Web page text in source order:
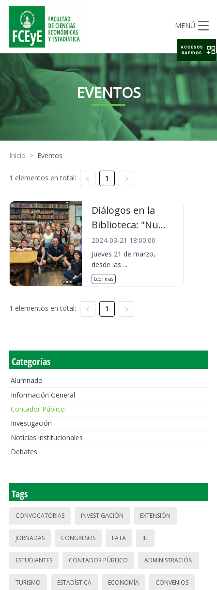
MENÚ
EVENTOS
Inicio > Eventos
1 elementos en total: 1
Diálogos en la
Biblioteca: "Nu...
2024-03-21 18:00:00
Jueves 21 de marzo,
desde las ...
Leer más
1 elementos en total: 1
Categorías
Alumnado
Información General
Contador Público
Investigación
Noticias institucionales
Debates
Tags
CONVOCATORIAS INVESTIGACIÓN EXTENSIÓN
JORNADAS CONGRESOS IIATA IIE
ESTUDIANTES CONTADOR PÚBLICO ADMINISTRACIÓN
TURISMO ESTADÍSTICA ECONOMÍA CONVENIOS
ACCESOS
RAPIDOS